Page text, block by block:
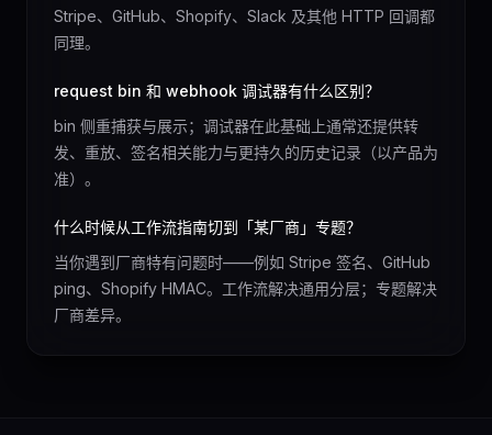
Stripe、GitHub、Shopify、Slack 及其他 HTTP 回调都
同理。
request bin 和 webhook 调试器有什么区别？
bin 侧重捕获与展示；调试器在此基础上通常还提供转
发、重放、签名相关能力与更持久的历史记录（以产品为
准）。
什么时候从工作流指南切到「某厂商」专题？
当你遇到厂商特有问题时——例如 Stripe 签名、GitHub
ping、Shopify HMAC。工作流解决通用分层；专题解决
厂商差异。